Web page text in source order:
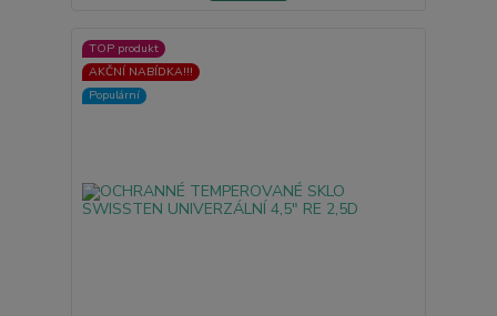
TOP produkt
AKČNÍ NABÍDKA!!!
Populární